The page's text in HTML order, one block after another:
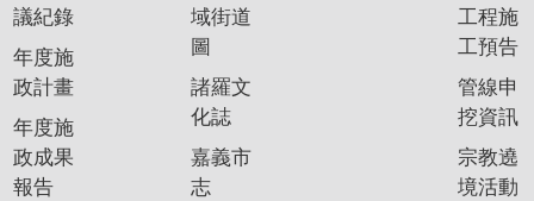
議紀錄
年度施
政計畫
年度施
政成果
報告
域街道
圖
諸羅文
化誌
嘉義市
志
工程施
工預告
管線申
挖資訊
宗教遶
境活動